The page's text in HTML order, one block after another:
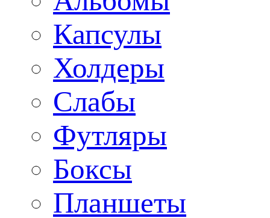
Капсулы
Холдеры
Слабы
Футляры
Боксы
Планшеты